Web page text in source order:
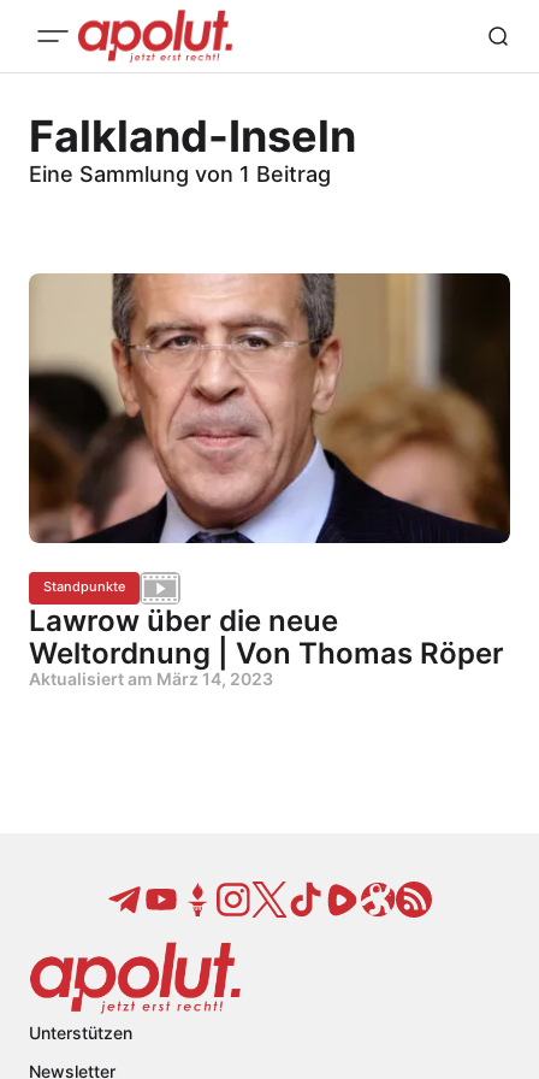
Falkland-Inseln
Eine Sammlung von 1 Beitrag
Standpunkte
Lawrow über die neue
Weltordnung | Von Thomas Röper
Aktualisiert am März 14, 2023
Unterstützen
Newsletter